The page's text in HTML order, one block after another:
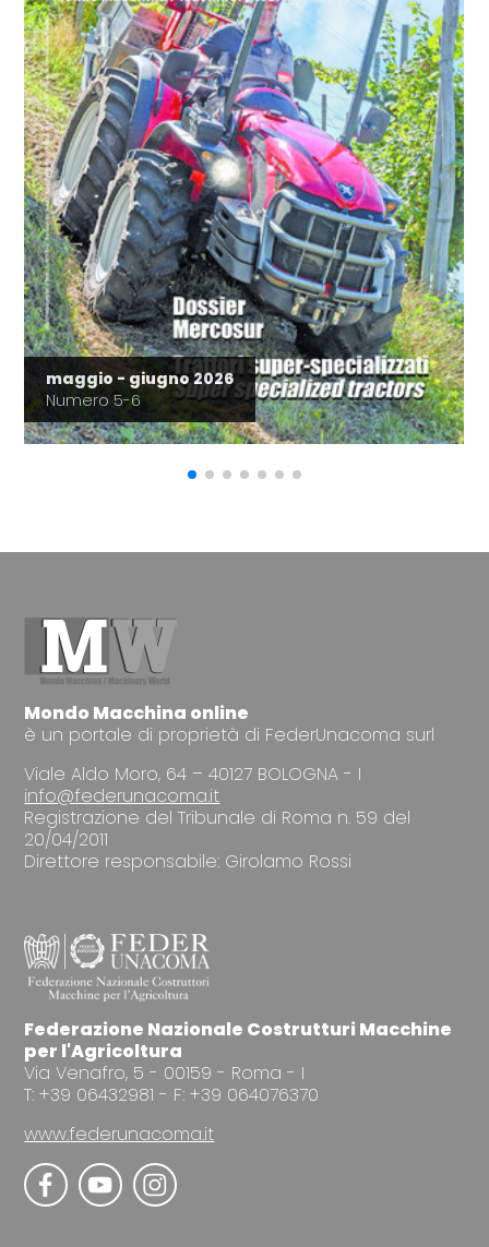
maggio - giugno 2026
Numero 5-6
Mondo Macchina online
è un portale di proprietà di FederUnacoma surl
Viale Aldo Moro, 64 – 40127 BOLOGNA - I
info@federunacoma.it
Registrazione del Tribunale di Roma n. 59 del
20/04/2011
Direttore responsabile: Girolamo Rossi
Federazione Nazionale Costrutturi Macchine
per l'Agricoltura
Via Venafro, 5 - 00159 - Roma - I
T: +39 06432981 - F: +39 064076370
www.federunacoma.it